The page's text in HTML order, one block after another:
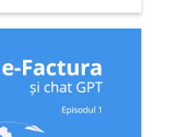
mai bune soluții
digitală și
condusă. Într-